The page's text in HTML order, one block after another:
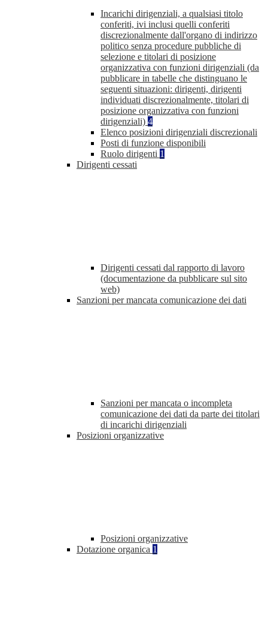
Incarichi dirigenziali, a qualsiasi titolo
conferiti, ivi inclusi quelli conferiti
discrezionalmente dall'organo di indirizzo
politico senza procedure pubbliche di
selezione e titolari di posizione
organizzativa con funzioni dirigenziali (da
pubblicare in tabelle che distinguano le
seguenti situazioni: dirigenti, dirigenti
individuati discrezionalmente, titolari di
posizione organizzativa con funzioni
dirigenziali) 4
Elenco posizioni dirigenziali discrezionali
Posti di funzione disponibili
Ruolo dirigenti 1
Dirigenti cessati
Dirigenti cessati dal rapporto di lavoro
(documentazione da pubblicare sul sito
web)
Sanzioni per mancata comunicazione dei dati
Sanzioni per mancata o incompleta
comunicazione dei dati da parte dei titolari
di incarichi dirigenziali
Posizioni organizzative
Posizioni organizzative
Dotazione organica 1